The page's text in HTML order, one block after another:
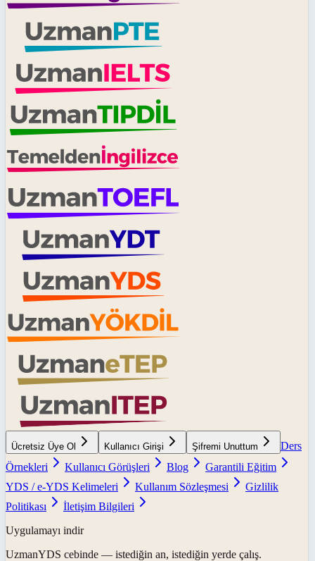
Ücretsiz Üye Ol Kullanıcı Girişi Şifremi Unuttum
Ders
Örnekleri
Kullanıcı Görüşleri Blog
Garantili Eğitim
YDS / e-YDS Kelimeleri
Kullanım Sözleşmesi
Gizlilik
Politikası
İletişim Bilgileri
Uygulamayı indir
UzmanYDS cebinde — istediğin an, istediğin yerde çalış.